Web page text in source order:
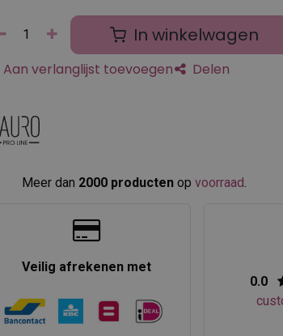
In winkelwagen
Aan verlanglijst toevoegen Delen
Meer dan 2000 producten op voorraad
Veilig afrekenen met
0.0